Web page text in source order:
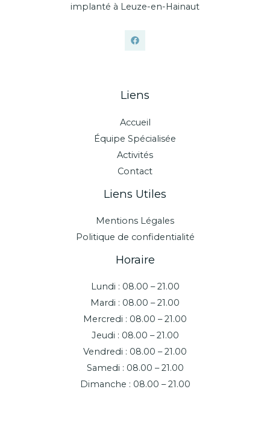
implanté à Leuze-en-Hainaut
Liens
Accueil
Équipe Spécialisée
Activités
Contact
Liens Utiles
Mentions Légales
Politique de confidentialité
Horaire
Lundi : 08.00 – 21.00
Mardi : 08.00 – 21.00
Mercredi : 08.00 – 21.00
Jeudi : 08.00 – 21.00
Vendredi : 08.00 – 21.00
Samedi : 08.00 – 21.00
Dimanche : 08.00 – 21.00